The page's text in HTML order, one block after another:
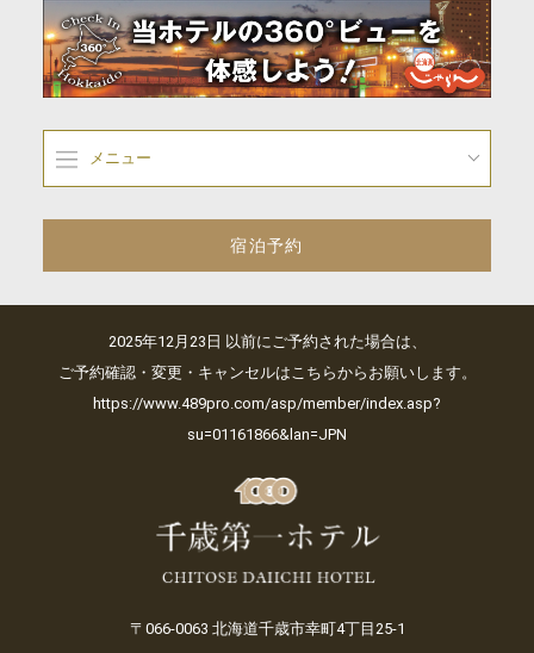
メニュー
宿泊予約
2025年12月23日 以前にご予約された場合は、
ご予約確認・変更・キャンセルはこちらからお願いします。
https://www.489pro.com/asp/member/index.asp?
su=01161866&lan=JPN
〒066-0063 北海道千歳市幸町4丁目25-1